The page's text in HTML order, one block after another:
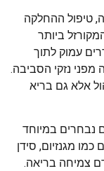
טיפול ההחלקה
ביותר
עמוק לתוך
מפני נזקי הסביבה.
אלא גם בריא
נבחרים במיוחד
מגנזיום, סידן
צמיחה בריאה.